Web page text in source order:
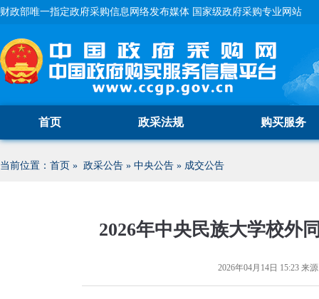
财政部唯一指定政府采购信息网络发布媒体 国家级政府采购专业网站
首页 政采法规 购买服务
当前位置： 首页 » 政采公告 » 中央公告 » 成交公告
2026年中央民族大学校外
2026年04月14日 15:23 来